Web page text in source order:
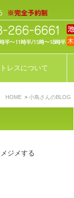
レスについて
HOME 小鳥さんのBLOG
ジメする